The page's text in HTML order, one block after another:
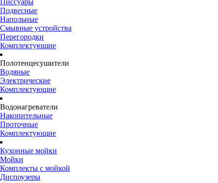
Писсуары
Подвесные
Напольные
Смывные устройства
Перегородки
Комплектующие
Полотенцесушители
Водяные
Электрические
Комплектующие
Водонагреватели
Накопительные
Проточные
Комплектующие
Кухонные мойки
Мойки
Комплекты с мойкой
Диспоузеры